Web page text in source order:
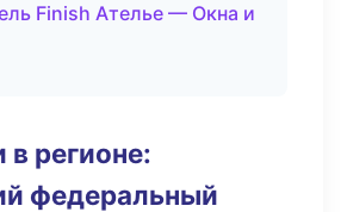
Finish Ателье — Окна и
регионе:
федеральный